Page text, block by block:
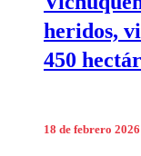
heridos,
450
18 de febrero 2026